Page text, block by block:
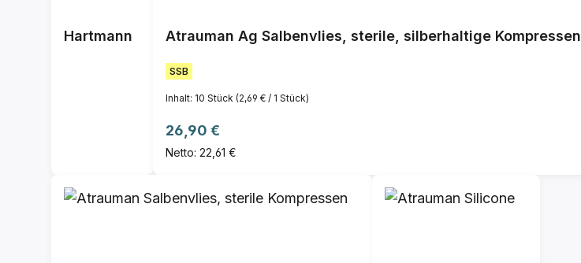
Hartmann Atrauman Ag Salbenvlies, sterile, silberhaltige Kompressen
SSB
Inhalt: 10 Stück (2,69 € / 1 Stück)
Regulärer Preis:
26,90 €
Netto: 22,61 €